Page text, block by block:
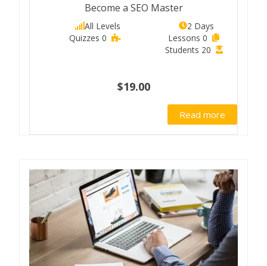
Become a SEO Master
2 Days
All Levels
0 Lessons
0 Quizzes
20 Students
$19.00
Read more